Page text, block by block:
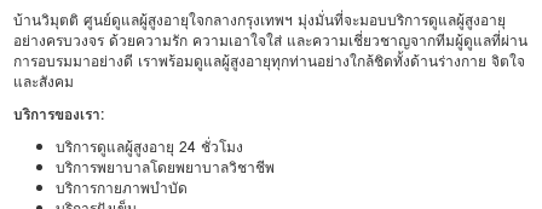
บ้านวิมุตติ ศูนย์ดูแลผู้สูงอายุใจกลางกรุงเทพฯ มุ่งมั่นที่จะมอบบริการดูแลผู้สูงอายุ
อย่างครบวงจร ด้วยความรัก ความเอาใจใส่ และความเชี่ยวชาญจากทีมผู้ดูแลที่ผ่าน
การอบรมมาอย่างดี เราพร้อมดูแลผู้สูงอายุทุกท่านอย่างใกล้ชิดทั้งด้านร่างกาย จิตใจ
และสังคม
บริการของเรา:
บริการดูแลผู้สูงอายุ 24 ชั่วโมง
บริการพยาบาลโดยพยาบาลวิชาชีพ
บริการกายภาพบำบัด